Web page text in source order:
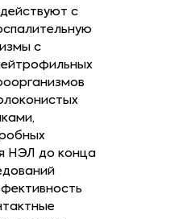
с
с
НЭЛ до конца